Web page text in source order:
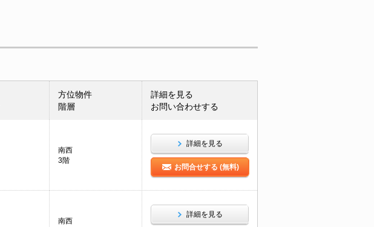
方位物件
階層
詳細を見る
お問い合わせする
南西
3階
詳細を見る
お問合せする (無料)
南西
詳細を見る